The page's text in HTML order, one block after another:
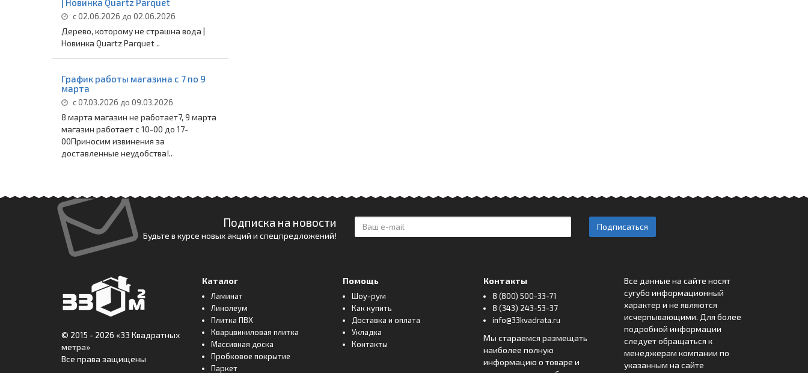
| Новинка Quartz Parquet
с 02.06.2026 до 02.06.2026
Дерево, которому не страшна вода |
Новинка Quartz Parquet ..
График работы магазина с 7 по 9
марта
с 07.03.2026 до 09.03.2026
8 марта магазин не работает7, 9 марта
магазин работает с 10-00 до 17-
00Приносим извинения за
доставленные неудобства!..
Подписка на новости
Будьте в курсе новых акций и спецпредложений!
Подписаться
© 2015 - 2026 «33 Квадратных
метра»
Все права защищены
Каталог
Ламинат
Линолеум
Плитка ПВХ
Кварцвиниловая плитка
Массивная доска
Пробковое покрытие
Паркет
Помощь
Шоу-рум
Как купить
Доставка и оплата
Укладка
Контакты
Контакты
8 (800) 500-33-71
8 (343) 243-53-37
info@33kvadrata.ru
Мы стараемся размещать
наиболее полную
информацию о товаре и
Все данные на сайте носят
сугубо информационный
характер и не являются
исчерпывающими. Для более
подробной информации
следует обращаться к
менеджерам компании по
указанным на сайте